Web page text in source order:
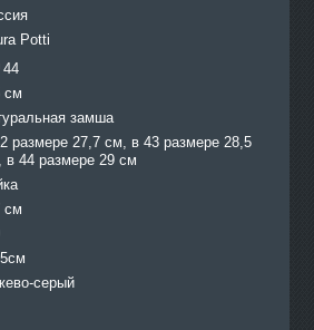
Potti
44
см
замша
размере 27,7 см, в 43 размере 28,5
в 44 размере 29 см
см
серый